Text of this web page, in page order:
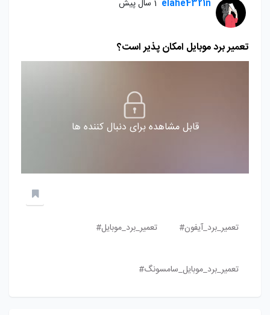
elahe4321n 1 سال پیش
تعمیر برد موبایل امکان پذیر است؟
قابل مشاهده برای دنبال کننده ها
تعمیر_برد_آیفون# تعمیر_برد_موبایل#
تعمیر_برد_موبایل_سامسونگ#